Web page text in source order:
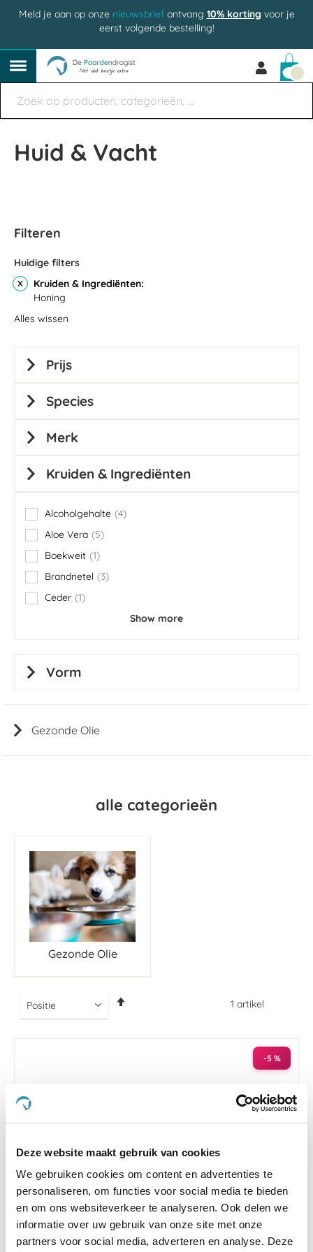
Deze website maakt gebruik van cookies
We gebruiken cookies om content en advertenties te
personaliseren, om functies voor social media te bieden
en om ons websiteverkeer te analyseren. Ook delen we
informatie over uw gebruik van onze site met onze
partners voor social media, adverteren en analyse. Deze
Meld je aan op onze nieuwsbriefontvang 10% korting voor je
eerst volgende bestelling!
Huid & Vacht
alle categorieën
Gezonde Olie
1 artikel
-5 %
Gezonde Olie
Filteren
Huidige filters
Kruiden & Ingrediënten
Honing
Alles wissen
Prijs
Species
Merk
Kruiden & Ingrediënten
Alcoholgehalte 4
items
Aloe Vera
5
items
Boekweit 1
item
Brandnetel
3
items
Ceder 1
item
Show more
Vorm